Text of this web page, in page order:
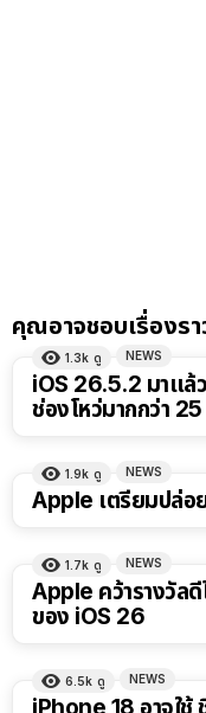
คุณอาจชอบเรื่องรา
1.3k ดู NEWS
iOS 26.5.2 มาแล้
ช่องโหว่มากกว่า 25
1.9k ดู NEWS
Apple เตรียมปล่อ
1.7k ดู NEWS
Apple คว้ารางวัล
ของ iOS 26
6.5k ดู NEWS
iPhone 18 อาจใ